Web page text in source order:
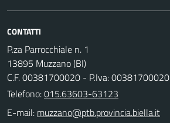
CONTATTI
P.za Parrocchiale n. 1
13895 Muzzano (BI)
C.F. 00381700020 - P.Iva: 00381700020
Telefono:015.63603-63123
E-mail: